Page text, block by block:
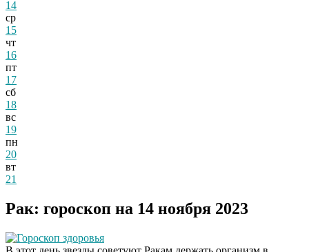
14
ср
15
чт
16
пт
17
сб
18
вс
19
пн
20
вт
21
Рак: гороскоп на 14 ноября 2023
Гороскоп здоровья